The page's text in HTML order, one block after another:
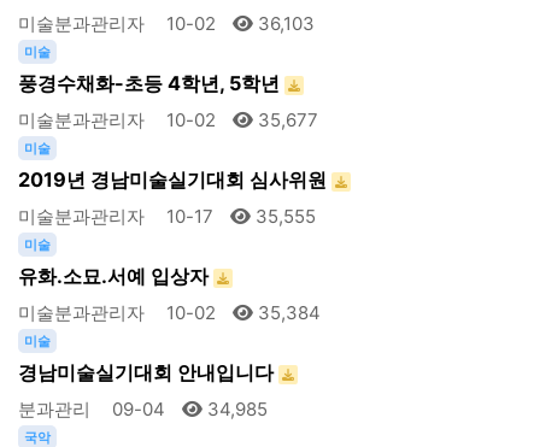
미술분과관리자 10-02 36,103
미술
풍경수채화-초등 4학년, 5학년
미술분과관리자 10-02 35,677
미술
2019년 경남미술실기대회 심사위원
미술분과관리자 10-17 35,555
미술
유화.소묘.서예 입상자
미술분과관리자 10-02 35,384
미술
경남미술실기대회 안내입니다
분과관리 09-04 34,985
국악